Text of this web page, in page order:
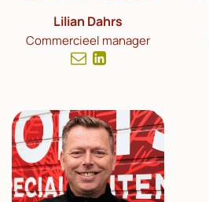
Lilian Dahrs
Commercieel manager